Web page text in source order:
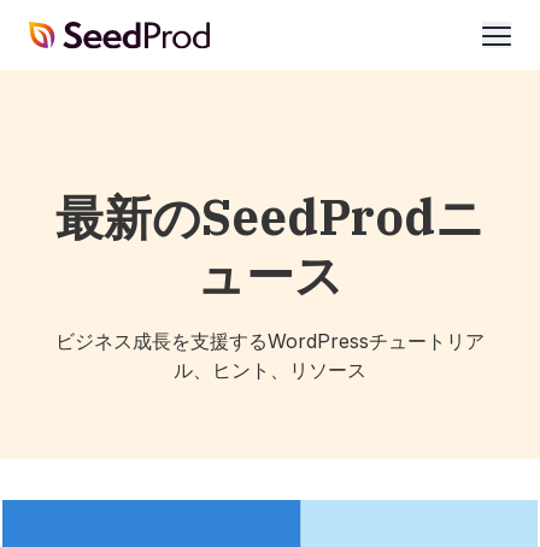
SeedProd
最新のSeedProdニ
ュース
ビジネス成長を支援するWordPressチュートリア
ル、ヒント、リソース